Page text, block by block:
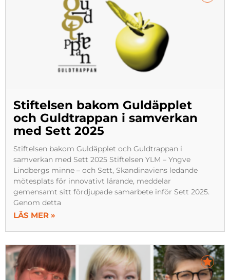
Stiftelsen bakom Guldäpplet
och Guldtrappan i samverkan
med Sett 2025
Stiftelsen bakom Guldäpplet och Guldtrappan i
samverkan med Sett 2025 Stiftelsen YLM – Yngve
Lindbergs minne – och Sett, Skandinaviens ledande
mötesplats för innovativt lärande, meddelar
gemensamt sitt fördjupade samarbete inför Sett 2025.
Genom detta
LÄS MER »